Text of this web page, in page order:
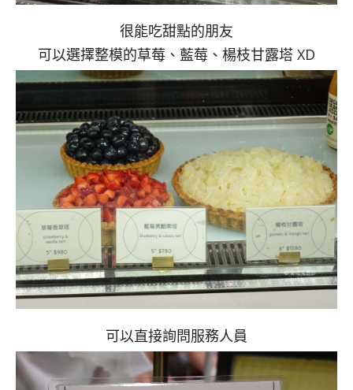
很能吃甜點的朋友
可以選擇整模的草莓、藍莓、楊枝甘露塔 XD
可以直接詢問服務人員